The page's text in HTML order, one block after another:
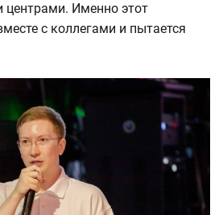
центрами. Именно этот
с коллегами и пытается